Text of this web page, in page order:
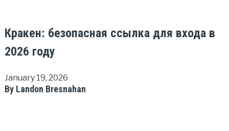
Кракен: безопасная ссылка для входа в
2026 году
January 19, 2026
By Landon Bresnahan